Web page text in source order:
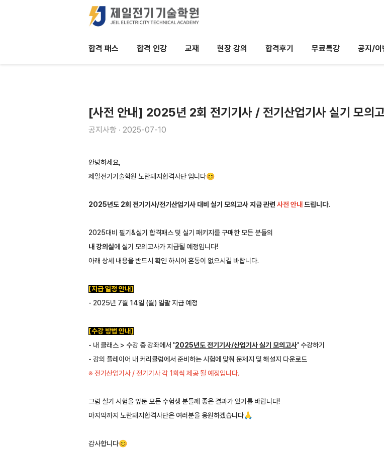
합격 패스 합격 인강 교재 현장 강의 합격후기 무료특강 공지/이
[사전 안내] 2025년 2회 전기기사 / 전기산업기사 실기 모의
공지사항 2025-07-10
안녕하세요,
제일전기기술학원 노란돼지합격사단 입니다😊
2025년도 2회 전기기사/전기산업기사 대비 실기 모의고사 지급 관련 사전 안내 드립니다.
2025대비 필기&실기 합격패스 및 실기 패키지를 구매한 모든 분들의
내 강의실에 실기 모의고사가 지급될 예정입니다!
아래 상세 내용을 반드시 확인 하시어 혼동이 없으시길 바랍니다.
[지급 일정 안내]
- 2025년 7월 14일 (월) 일괄 지급 예정
[수강 방법 안내]
- 내 클래스 > 수강 중 강좌에서 '2025년도 전기기사/산업기사 실기 모의고사' 수강하기
- 강의 플레이어 내 커리큘럼에서 준비하는 시험에 맞춰 문제지 및 해설지 다운로드
※ 전기산업기사 / 전기기사 각 1회씩 제공 될 예정입니다.
그럼 실기 시험을 앞둔 모든 수험생 분들께 좋은 결과가 있기를 바랍니다!
마지막까지 노란돼지합격사단은 여러분을 응원하겠습니다🙏
감사합니다😊